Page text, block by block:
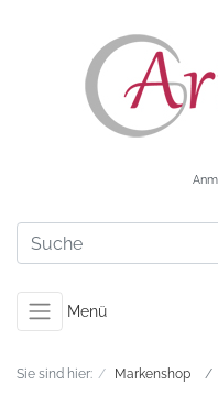
Menü
Sie sind hier: Markenshop